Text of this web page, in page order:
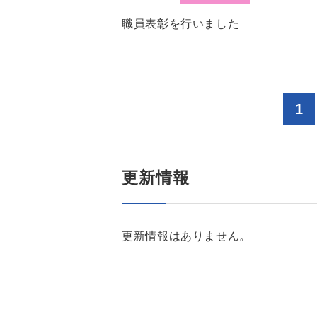
職員表彰を行いました
1
更新情報
更新情報はありません。